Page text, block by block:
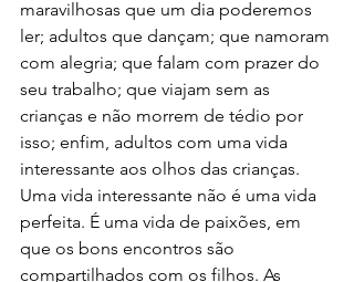
maravilhosas que um dia poderemos
ler; adultos que dançam; que namoram
com alegria; que falam com prazer do
seu trabalho; que viajam sem as
crianças e não morrem de tédio por
isso; enfim, adultos com uma vida
interessante aos olhos das crianças.
Uma vida interessante não é uma vida
perfeita. É uma vida de paixões, em
que os bons encontros são
compartilhados com os filhos. As